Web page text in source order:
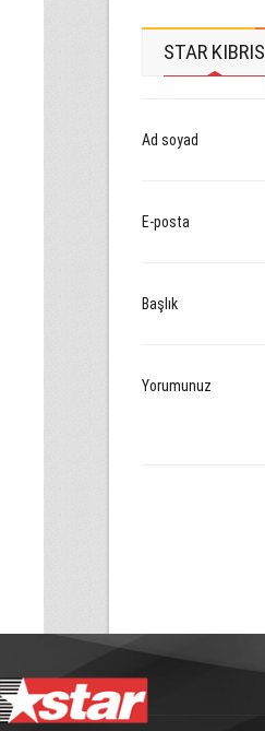
STAR KIBRIS
Ad soyad
E-posta
Başlık
Yorumunuz